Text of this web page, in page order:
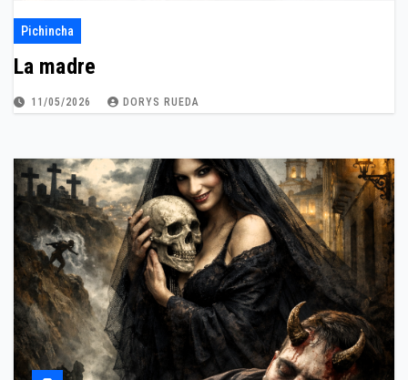
Pichincha
La madre
11/05/2026 DORYS RUEDA